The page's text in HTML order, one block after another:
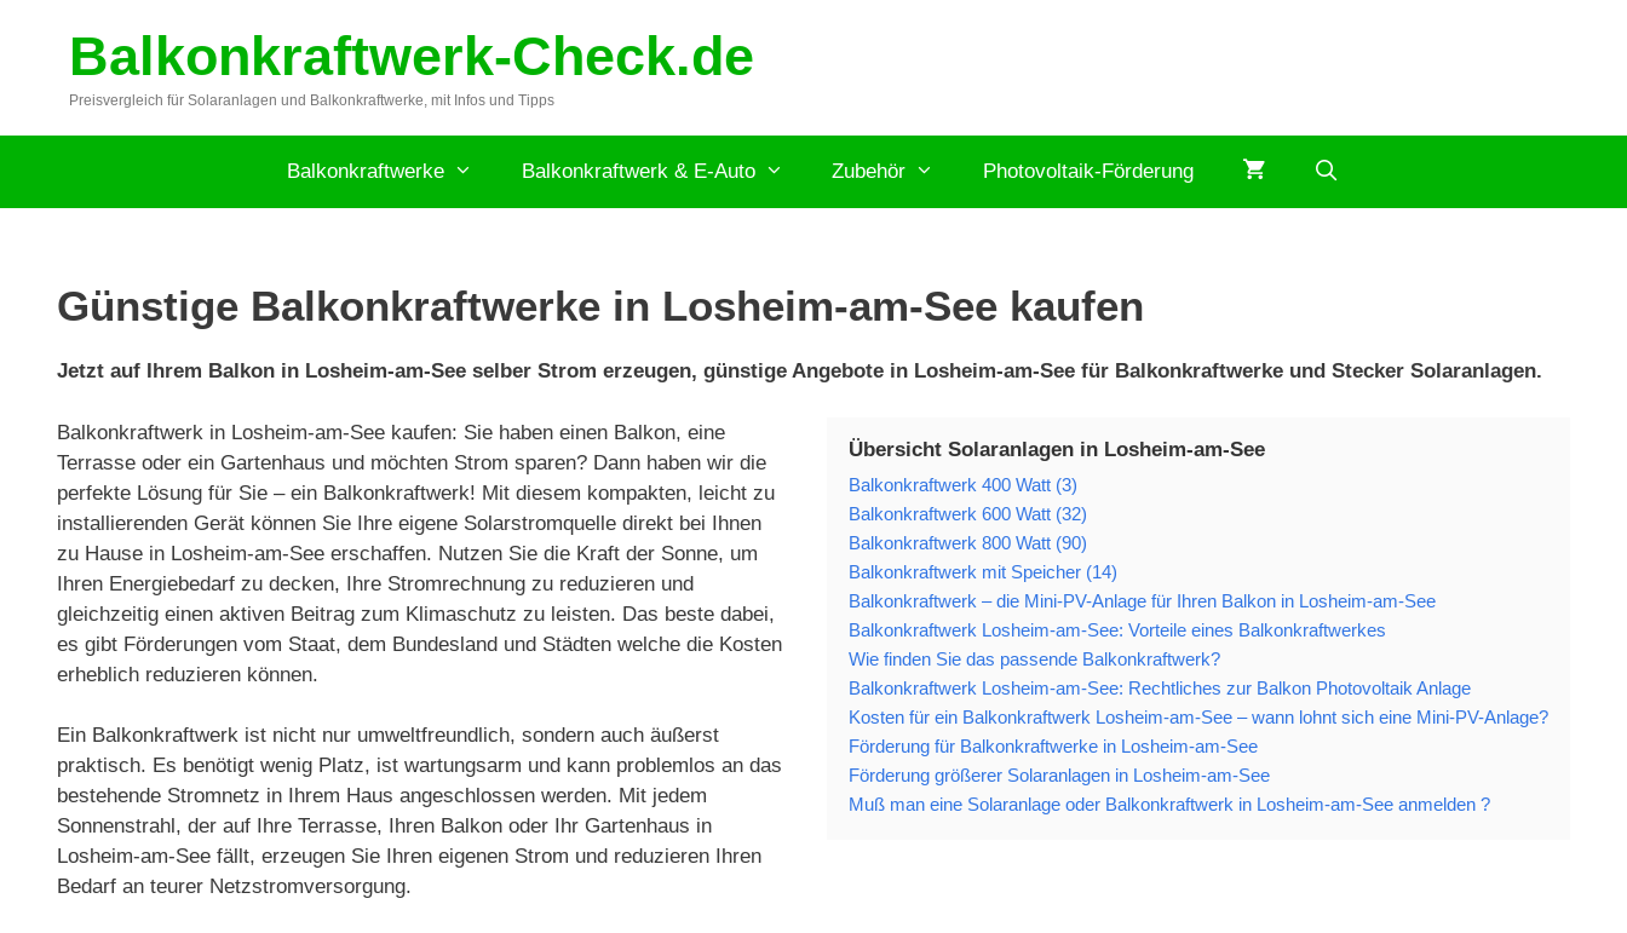
springenBalkonkraftwerk-Check.de
Preisvergleich für Solaranlagen und Balkonkraftwerke, mit Infos und Tipps
Balkonkraftwerke Balkonkraftwerk & E-Auto Zubehör Photovoltaik-Förderung
Günstige Balkonkraftwerke in Losheim-am-See kaufen
Jetzt auf Ihrem Balkon in Losheim-am-See selber Strom erzeugen, günstige Angebote in Losheim-am-See für Balkonkraftwerke und Stecker Solaranlagen.
Übersicht Solaranlagen in Losheim-am-See
Balkonkraftwerk 400 Watt (3)
Balkonkraftwerk 600 Watt (32)
Balkonkraftwerk 800 Watt (90)
Balkonkraftwerk mit Speicher (14)
Balkonkraftwerk – die Mini-PV-Anlage für Ihren Balkon in Losheim-am-See
Balkonkraftwerk Losheim-am-See: Vorteile eines Balkonkraftwerkes
Wie finden Sie das passende Balkonkraftwerk?
Balkonkraftwerk Losheim-am-See: Rechtliches zur Balkon Photovoltaik Anlage
Kosten für ein Balkonkraftwerk Losheim-am-See – wann lohnt sich eine Mini-PV-Anlage?
Förderung für Balkonkraftwerke in Losheim-am-See
Förderung größerer Solaranlagen in Losheim-am-See
Muß man eine Solaranlage oder Balkonkraftwerk in Losheim-am-See anmelden ?
Balkonkraftwerk in Losheim-am-See kaufen: Sie haben einen Balkon, eine
Terrasse oder ein Gartenhaus und möchten Strom sparen? Dann haben wir die
perfekte Lösung für Sie – ein Balkonkraftwerk! Mit diesem kompakten, leicht zu
installierenden Gerät können Sie Ihre eigene Solarstromquelle direkt bei Ihnen
zu Hause in Losheim-am-See erschaffen. Nutzen Sie die Kraft der Sonne, um
Ihren Energiebedarf zu decken, Ihre Stromrechnung zu reduzieren und
gleichzeitig einen aktiven Beitrag zum Klimaschutz zu leisten. Das beste dabei,
es gibt Förderungen vom Staat, dem Bundesland und Städten welche die Kosten
erheblich reduzieren können.
Ein Balkonkraftwerk ist nicht nur umweltfreundlich, sondern auch äußerst
praktisch. Es benötigt wenig Platz, ist wartungsarm und kann problemlos an das
bestehende Stromnetz in Ihrem Haus angeschlossen werden. Mit jedem
Sonnenstrahl, der auf Ihre Terrasse, Ihren Balkon oder Ihr Gartenhaus in
Losheim-am-See fällt, erzeugen Sie Ihren eigenen Strom und reduzieren Ihren
Bedarf an teurer Netzstromversorgung.